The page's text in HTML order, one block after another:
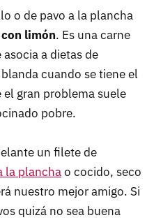
o de pavo a la plancha
limón. Es una carne
a dietas de
cuando se tiene el
gran problema suele
pobre.
un filete de
la planchao cocido, seco
nuestro mejor amigo. Si
quizá no sea buena